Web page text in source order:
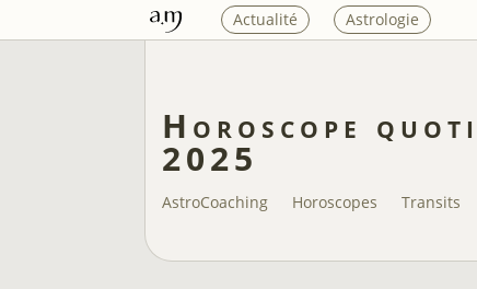
Actualité Astrologie
Horoscope
2025
AstroCoaching Horoscopes Transits